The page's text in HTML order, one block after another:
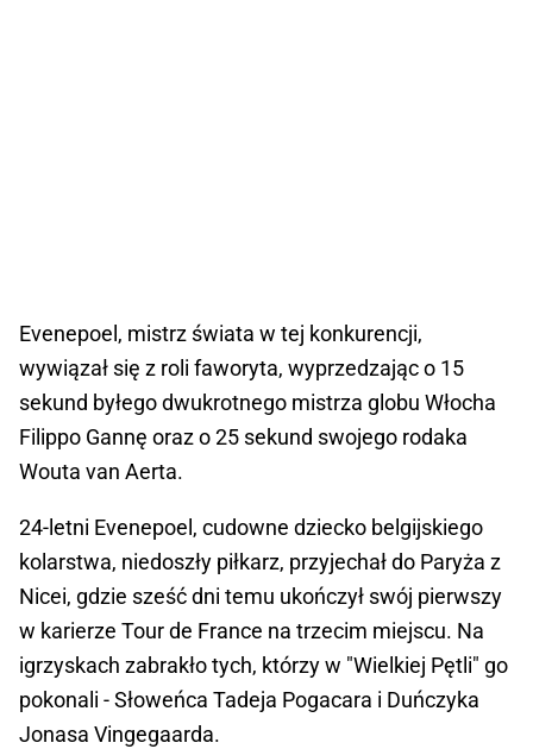
Evenepoel, mistrz świata w tej konkurencji,
wywiązał się z roli faworyta, wyprzedzając o 15
sekund byłego dwukrotnego mistrza globu Włocha
Filippo Gannę oraz o 25 sekund swojego rodaka
Wouta van Aerta.
24-letni Evenepoel, cudowne dziecko belgijskiego
kolarstwa, niedoszły piłkarz, przyjechał do Paryża z
Nicei, gdzie sześć dni temu ukończył swój pierwszy
w karierze Tour de France na trzecim miejscu. Na
igrzyskach zabrakło tych, którzy w "Wielkiej Pętli" go
pokonali - Słoweńca Tadeja Pogacara i Duńczyka
Jonasa Vingegaarda.